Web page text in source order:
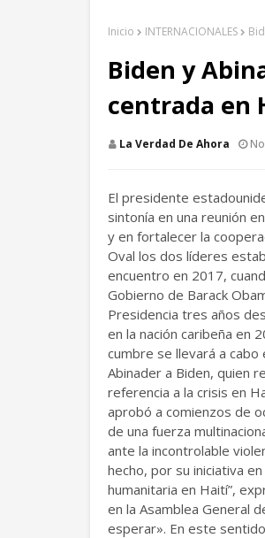
Inicio INTERNACIONALES
Biden y
centrada en
La Verdad De Ahora
El presidente
sintonía en una reunión
y en fortalecer la
Oval los dos líderes
encuentro en 2017,
Gobierno de Barack
Presidencia tres años
en la nación caribeña en
cumbre se llevará a
Abinader a Biden, quien
referencia a la crisis en
aprobó a comienzos de
de una fuerza
ante la incontrolable
hecho, por su iniciativa
humanitaria en Haití”,
en la Asamblea General
esperar». En este